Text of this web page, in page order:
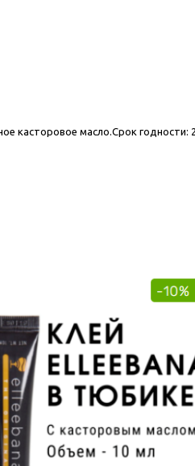
касторовое масло.Срок